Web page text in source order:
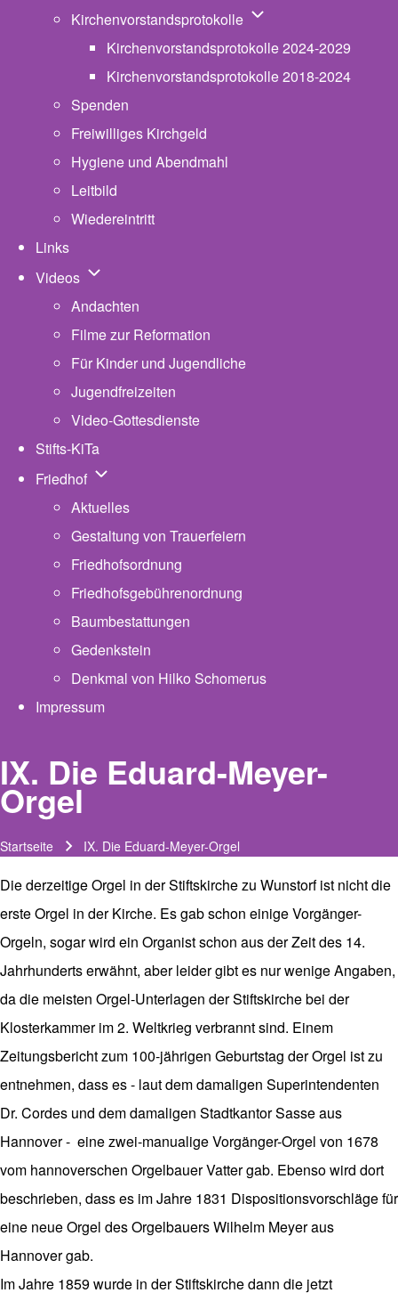
Kirchenvorstandsprotokolle Unternavigation von
Kirchenvorstandsprotokolle 2024-2029
Kirchenvorstandsprotokolle 2018-2024
Spenden
Freiwilliges Kirchgeld
Hygiene und Abendmahl
Leitbild
Wiedereintritt
Links
Videos Unternavigation von Videos
Andachten
Filme zur Reformation
Für Kinder und Jugendliche
Jugendfreizeiten
Video-Gottesdienste
Stifts-KiTa
Friedhof Unternavigation von Friedhof
Aktuelles
Gestaltung von Trauerfeiern
Friedhofsordnung
Friedhofsgebührenordnung
Baumbestattungen
Gedenkstein
Denkmal von Hilko Schomerus
Impressum
IX. Die Eduard-Meyer-
Orgel
Pfadnavigation
Startseite IX. Die Eduard-Meyer-Orgel
Die derzeitige Orgel in der Stiftskirche zu Wunstorf ist nicht die
erste Orgel in der Kirche. Es gab schon einige Vorgänger-
Orgeln, sogar wird ein Organist schon aus der Zeit des 14.
Jahrhunderts erwähnt, aber leider gibt es nur wenige Angaben,
da die meisten Orgel-Unterlagen der Stiftskirche bei der
Klosterkammer im 2. Weltkrieg verbrannt sind. Einem
Zeitungsbericht zum 100-jährigen Geburtstag der Orgel ist zu
entnehmen, dass es - laut dem damaligen Superintendenten
Dr. Cordes und dem damaligen Stadtkantor Sasse aus
Hannover - eine zwei-manualige Vorgänger-Orgel von 1678
vom hannoverschen Orgelbauer Vatter gab. Ebenso wird dort
beschrieben, dass es im Jahre 1831 Dispositionsvorschläge für
eine neue Orgel des Orgelbauers Wilhelm Meyer aus
Hannover gab.
Im Jahre 1859 wurde in der Stiftskirche dann die jetzt